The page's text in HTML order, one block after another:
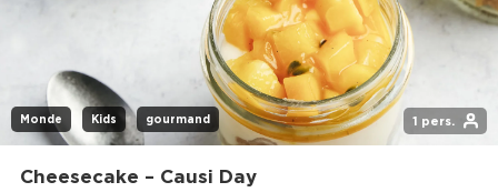
Monde Kids gourmand 1 pers.
Cheesecake – Causi Day